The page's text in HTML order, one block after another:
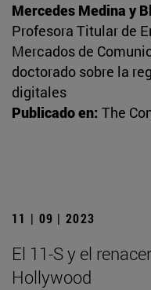
Mercedes Medina y
Profesora Titular de
Mercados de
doctorado sobre la
digitales
Publicado en: The
11 | 09 | 2023
El 11-S y el
Hollywood